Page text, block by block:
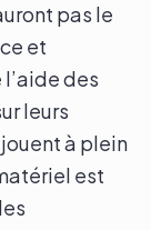
pas le
et
des
leurs
à plein
est